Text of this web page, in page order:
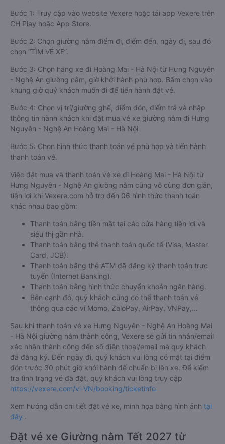
Bước 1: Truy cập vào website Vexere hoặc tải app Vexere trên
CH Play hoặc App Store.
Bước 2: Chọn giường nằm điểm đi, điểm đến, ngày đi, sau đó
chọn “TÌM VÉ XE”.
Bước 3: Chọn hãng xe đi Hoàng Mai - Hà Nội từ Hưng Nguyên
- Nghệ An giường nằm, giờ khởi hành phù hợp. Bấm chọn vào
khung giờ quý khách muốn đi để tiến hành đặt vé.
Bước 4: Chọn vị trí/giường ghế, điểm đón, điểm trả và nhập
thông tin hành khách khi đặt mua vé xe giường nằm đi Hưng
Nguyên - Nghệ An Hoàng Mai - Hà Nội
Bước 5: Chọn hình thức thanh toán vé phù hợp và tiến hành
thanh toán vé.
Việc đặt mua và thanh toán vé xe đi Hoàng Mai - Hà Nội từ
Hưng Nguyên - Nghệ An giường nằm cũng vô cùng đơn giản,
tiện lợi khi Vexere.com hỗ trợ đến 06 hình thức thanh toán
khác nhau bao gồm:
Thanh toán bằng tiền mặt tại các cửa hàng tiện lợi và
siêu thị gần nhà.
Thanh toán bằng thẻ thanh toán quốc tế (Visa, Master
Card, JCB).
Thanh toán bằng thẻ ATM đã đăng ký thanh toán trực
tuyến (Internet Banking).
Thanh toán bằng hình thức chuyển khoản ngân hàng.
Bên cạnh đó, quý khách cũng có thể thanh toán vé
thông qua các ví Momo, ZaloPay, AirPay, VNPay,…
Sau khi thanh toán vé xe Hưng Nguyên - Nghệ An Hoàng Mai
- Hà Nội giường nằm thành công, Vexere sẽ gửi tin nhắn/email
xác nhận thành công đến số điện thoại/email mà quý khách
đã đăng ký. Đến ngày đi, quý khách vui lòng có mặt tại điểm
đón trước 30 phút giờ khởi hành để chuẩn bị lên xe. Để kiểm
tra tình trạng vé đã đặt, quý khách vui lòng truy cập
https://vexere.com/vi-VN/booking/ticketinfo
Xem hướng dẫn chi tiết đặt vé xe, minh họa bằng hình ảnh tại
đây .
Đặt vé xe Giường nằm Tết 2027 từ